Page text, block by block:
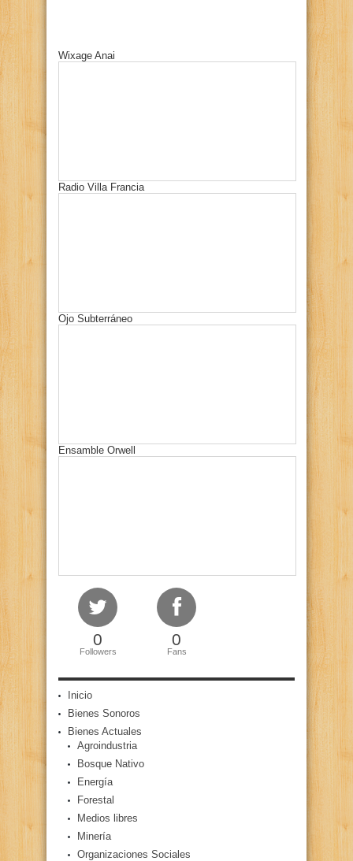
Wixage Anai
Radio Villa Francia
Ojo Subterráneo
Ensamble Orwell
0
Followers
0
Fans
Inicio
Bienes Sonoros
Bienes Actuales
Agroindustria
Bosque Nativo
Energía
Forestal
Medios libres
Minería
Organizaciones Sociales